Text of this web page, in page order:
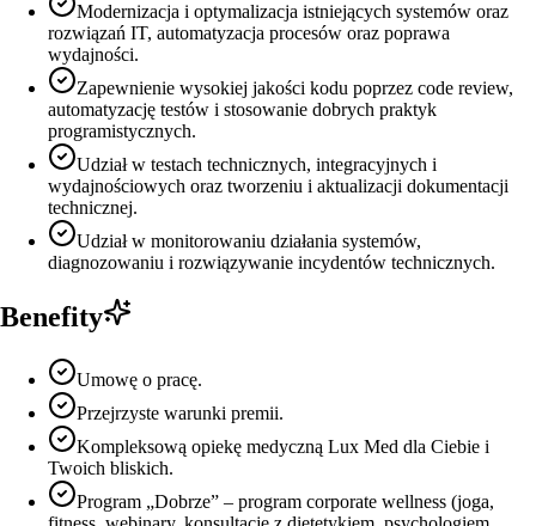
Modernizacja i optymalizacja istniejących systemów oraz
rozwiązań IT, automatyzacja procesów oraz poprawa
wydajności.
Zapewnienie wysokiej jakości kodu poprzez code review,
automatyzację testów i stosowanie dobrych praktyk
programistycznych.
Udział w testach technicznych, integracyjnych i
wydajnościowych oraz tworzeniu i aktualizacji dokumentacji
technicznej.
Udział w monitorowaniu działania systemów,
diagnozowaniu i rozwiązywanie incydentów technicznych.
Benefity
Umowę o pracę.
Przejrzyste warunki premii.
Kompleksową opiekę medyczną Lux Med dla Ciebie i
Twoich bliskich.
Program „Dobrze” – program corporate wellness (joga,